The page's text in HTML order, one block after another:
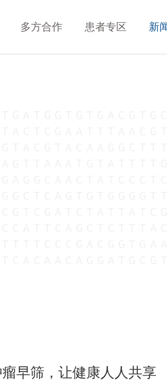
多方合作 患者专区 新
早筛，让健康人人共享